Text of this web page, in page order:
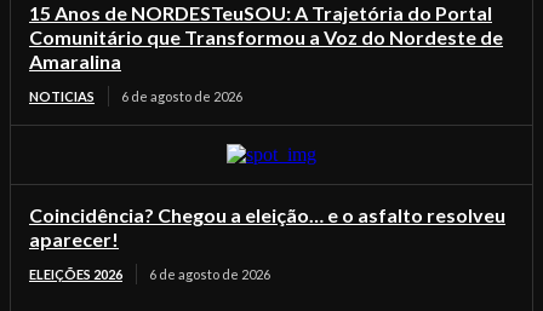
15 Anos de NORDESTeuSOU: A Trajetória do Portal
Comunitário que Transformou a Voz do Nordeste de
Amaralina
NOTICIAS 6 de agosto de 2026
Coincidência? Chegou a eleição… e o asfalto resolveu
aparecer!
ELEIÇÕES 2026 6 de agosto de 2026